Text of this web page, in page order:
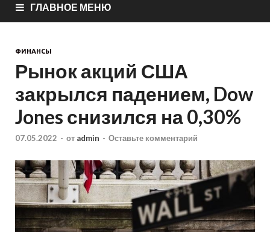
ГЛАВНОЕ МЕНЮ
ФИНАНСЫ
Рынок акций США
закрылся падением, Dow
Jones снизился на 0,30%
07.05.2022 - от admin - Оставьте комментарий